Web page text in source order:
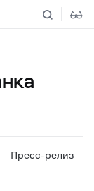
Пресс-релиз